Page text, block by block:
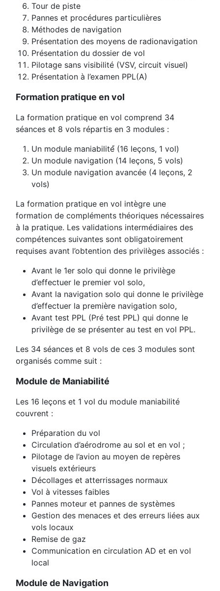
Tour de piste
Pannes et procédures particulières
Méthodes de navigation
Présentation des moyens de radionavigation
Présentation du dossier de vol
Pilotage sans visibilité (VSV, circuit visuel)
Présentation à l’examen PPL(A)
Formation pratique en vol
La formation pratique en vol comprend 34
séances et 8 vols répartis en 3 modules :
Un module maniabilité́ (16 leçons, 1 vol)
Un module navigation (14 leçons, 5 vols)
Un module navigation avancée (4 leçons, 2
vols)
La formation pratique en vol intègre une
formation de compléments théoriques nécessaires
à la pratique. Les validations intermédiaires des
compétences suivantes sont obligatoirement
requises avant l’obtention des privilèges associés :
Avant le 1er solo qui donne le privilège
d’effectuer le premier vol solo,
Avant la navigation solo qui donne le privilège
d’effectuer la première navigation solo,
Avant test PPL (Pré test PPL) qui donne le
privilège de se présenter au test en vol PPL.
Les 34 séances et 8 vols de ces 3 modules sont
organisés comme suit :
Module de Maniabilité
Les 16 leçons et 1 vol du module maniabilité
couvrent :
Préparation du vol
Circulation d’aérodrome au sol et en vol ;
Pilotage de l’avion au moyen de repères
visuels extérieurs
Décollages et atterrissages normaux
Vol à vitesses faibles
Pannes moteur et pannes de systèmes
Gestion des menaces et des erreurs liées aux
vols locaux
Remise de gaz
Communication en circulation AD et en vol
local
Module de Navigation